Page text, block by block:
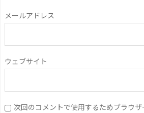
メールアドレス
ウェブサイト
次回のコメントで使用するためブラウ